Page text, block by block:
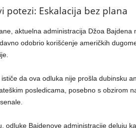
potezi: Eskalacija bez plana
aktuelna administracija Džoa
odobrio korišćenje američkih
da ova odluka nije prošla dubinsku
posledicama, posebno s obzirom
odluke Bajdenove administracije deluju